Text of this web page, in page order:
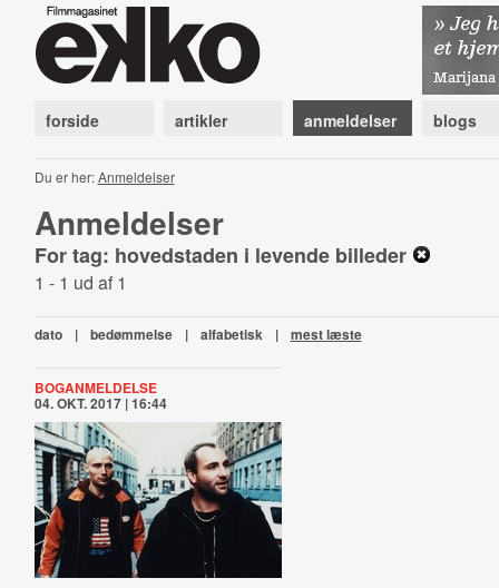
forside artikler anmeldelser blogs
Du er her:Anmeldelser
Anmeldelser
For tag: hovedstaden i levende billeder
1 - 1 ud af 1
dato | bedømmelse | alfabetisk | mest læste
BOGANMELDELSE
04. OKT. 2017 | 16:44